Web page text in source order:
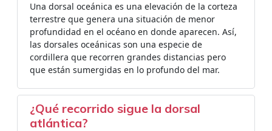
Una dorsal oceánica es una elevación de la corteza
terrestre que genera una situación de menor
profundidad en el océano en donde aparecen. Así,
las dorsales oceánicas son una especie de
cordillera que recorren grandes distancias pero
que están sumergidas en lo profundo del mar.
¿Qué recorrido sigue la dorsal
atlántica?